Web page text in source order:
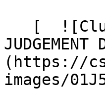
(https://
images/